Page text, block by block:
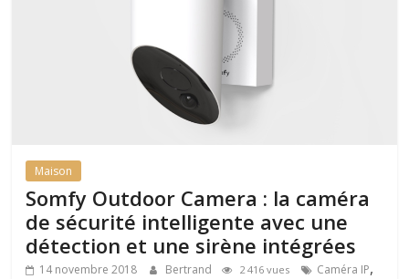
Maison
Somfy Outdoor Camera : la caméra
de sécurité intelligente avec une
détection et une sirène intégrées
14 novembre 2018 Bertrand 2 416 vues Caméra IP,